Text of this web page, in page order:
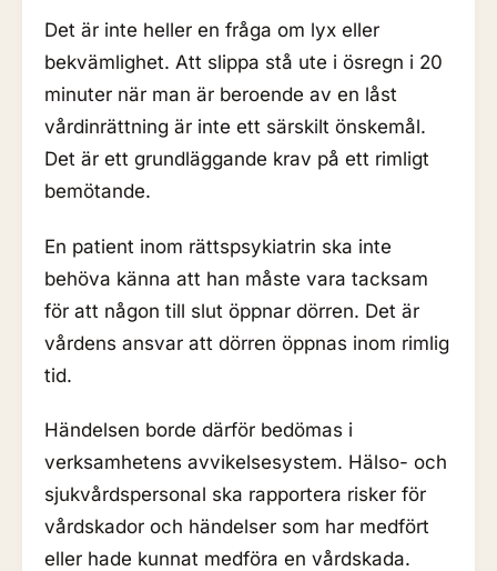
Det är inte heller en fråga om lyx eller
bekvämlighet. Att slippa stå ute i ösregn i 20
minuter när man är beroende av en låst
vårdinrättning är inte ett särskilt önskemål.
Det är ett grundläggande krav på ett rimligt
bemötande.
En patient inom rättspsykiatrin ska inte
behöva känna att han måste vara tacksam
för att någon till slut öppnar dörren. Det är
vårdens ansvar att dörren öppnas inom rimlig
tid.
Händelsen borde därför bedömas i
verksamhetens avvikelsesystem. Hälso- och
sjukvårdspersonal ska rapportera risker för
vårdskador och händelser som har medfört
eller hade kunnat medföra en vårdskada.